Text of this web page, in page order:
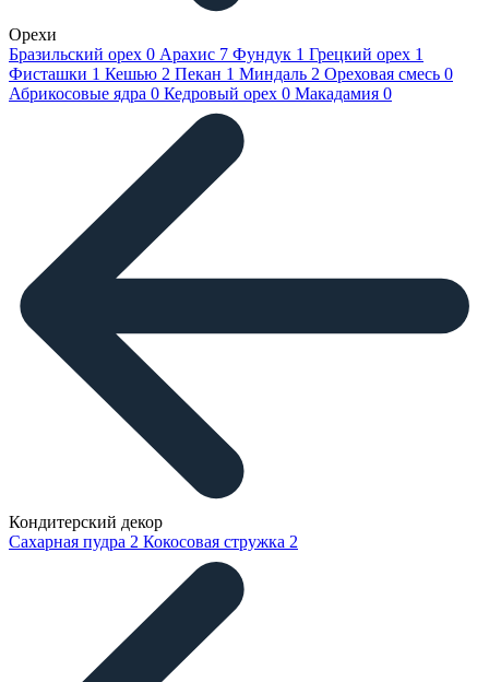
Орехи
Бразильский орех 0 Арахис 7 Фундук 1 Грецкий орех 1
Фисташки 1 Кешью 2 Пекан 1 Миндаль 2 Ореховая смесь 0
Абрикосовые ядра 0 Кедровый орех 0 Макадамия 0
Кондитерский декор
Сахарная пудра 2 Кокосовая стружка 2